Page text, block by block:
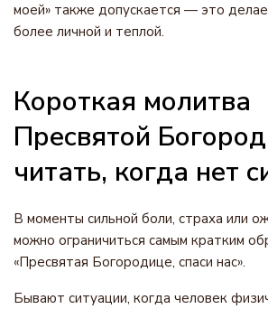
моей» также допускается — это
более личной и теплой.
Короткая молитва
Пресвятой
читать, когда нет
В моменты сильной боли, страха или
можно ограничиться самым кратким
«Пресвятая Богородице, спаси нас».
Бывают ситуации, когда человек